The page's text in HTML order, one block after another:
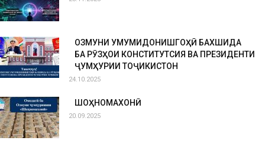
ОЗМУНИ УМУМИДОНИШГОҲӢ БАХШИДА
БА РӮЗҲОИ КОНСТИТУТСИЯ ВА ПРЕЗИДЕНТИ
ҶУМҲУРИИ ТОҶИКИСТОН
24.10.2025
ШОҲНОМАХОНӢ
20.09.2025